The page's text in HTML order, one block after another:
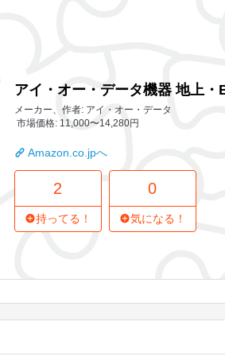
アイ・オー・データ機器 地上
メーカー、作者: アイ・オー・データ
市場価格: 11,000〜14,280円
Amazon.co.jpへ
2
持ってる！
0
気になる！